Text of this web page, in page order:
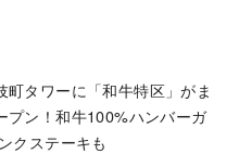
町タワーに「和牛特区」がま
プン！和牛100%ハンバーガ
クステーキも